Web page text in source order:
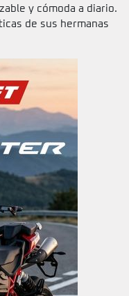
y cómoda a diario.
de sus hermanas